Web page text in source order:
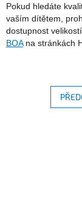
Pokud hledáte
vaším dítětem,
dostupnost
BOAna stránkách